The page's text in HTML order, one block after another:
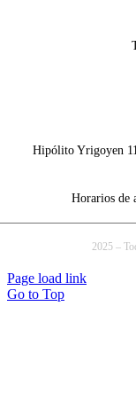
Hipólito Yrigoyen
Horarios de
2025 –
Page load link
Go to Top